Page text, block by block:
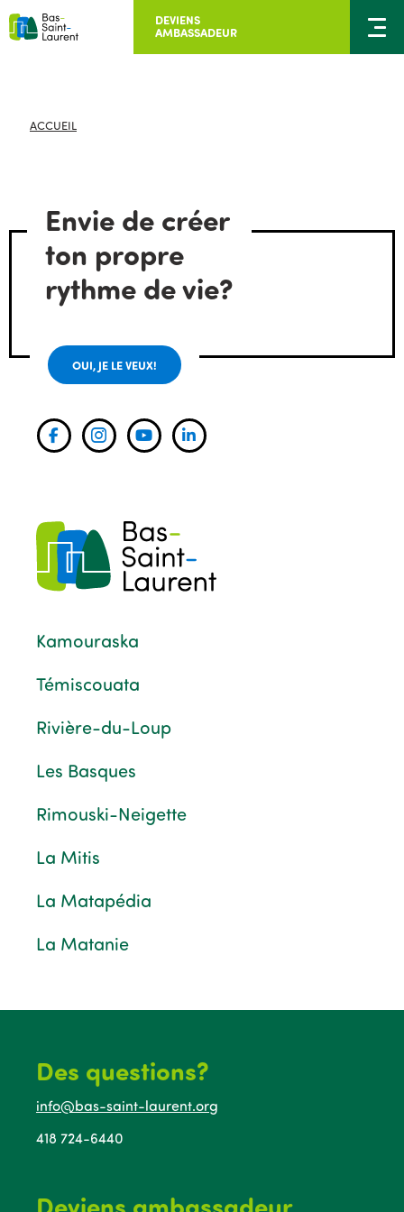
DEVIENS
AMBASSADEUR
ACCUEIL
Envie de créer
ton propre
rythme de vie?
OUI, JE LE VEUX!
Kamouraska
Témiscouata
Rivière-du-Loup
Les Basques
Rimouski-Neigette
La Mitis
La Matapédia
La Matanie
Des questions?
info@bas-saint-laurent.org
418 724-6440